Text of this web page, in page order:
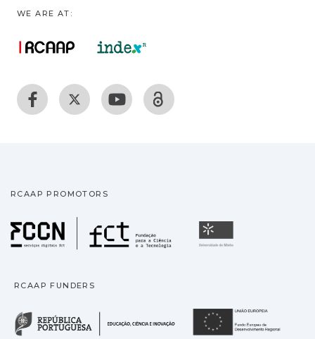
WE ARE AT:
RCAAP PROMOTORS
Fundação para a
RCAAP FUNDERS
República Portuguesa